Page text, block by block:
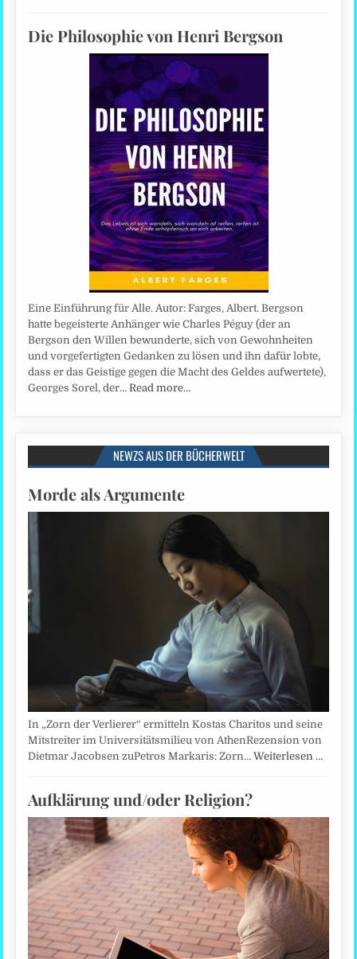
Die Philosophie von Henri Bergson
Eine Einführung für Alle. Autor: Farges, Albert. Bergson
hatte begeisterte Anhänger wie Charles Péguy (der an
Bergson den Willen bewunderte, sich von Gewohnheiten
und vorgefertigten Gedanken zu lösen und ihn dafür lobte,
dass er das Geistige gegen die Macht des Geldes aufwertete),
Georges Sorel, der…Read more…
NEWZS AUS DER BÜCHERWELT
Morde als Argumente
In „Zorn der Verlierer“ ermitteln Kostas Charitos und seine
Mitstreiter im Universitätsmilieu von AthenRezension von
Dietmar Jacobsen zuPetros Markaris: Zorn…Weiterlesen …
Aufklärung und/oder Religion?